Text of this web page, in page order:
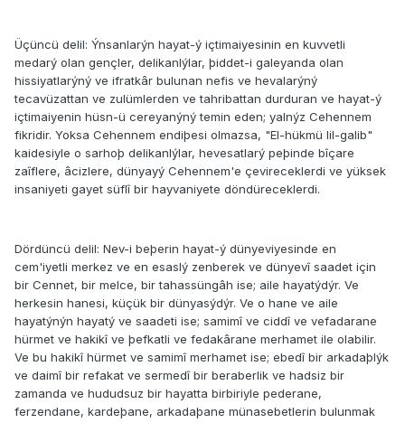
Üçüncü delil: Ýnsanlarýn hayat-ý içtimaiyesinin en kuvvetli
medarý olan gençler, delikanlýlar, þiddet-i galeyanda olan
hissiyatlarýný ve ifratkâr bulunan nefis ve hevalarýný
tecavüzattan ve zulümlerden ve tahribattan durduran ve hayat-ý
içtimaiyenin hüsn-ü cereyanýný temin eden; yalnýz Cehennem
fikridir. Yoksa Cehennem endiþesi olmazsa, "El-hükmü lil-galib"
kaidesiyle o sarhoþ delikanlýlar, hevesatlarý peþinde bîçare
zaîflere, âcizlere, dünyayý Cehennem'e çevireceklerdi ve yüksek
insaniyeti gayet süflî bir hayvaniyete döndüreceklerdi.
Dördüncü delil: Nev-i beþerin hayat-ý dünyeviyesinde en
cem'iyetli merkez ve en esaslý zenberek ve dünyevî saadet için
bir Cennet, bir melce, bir tahassüngâh ise; aile hayatýdýr. Ve
herkesin hanesi, küçük bir dünyasýdýr. Ve o hane ve aile
hayatýnýn hayatý ve saadeti ise; samimî ve ciddî ve vefadarane
hürmet ve hakikî ve þefkatli ve fedakârane merhamet ile olabilir.
Ve bu hakikî hürmet ve samimî merhamet ise; ebedî bir arkadaþlýk
ve daimî bir refakat ve sermedî bir beraberlik ve hadsiz bir
zamanda ve hududsuz bir hayatta birbiriyle pederane,
ferzendane, kardeþane, arkadaþane münasebetlerin bulunmak